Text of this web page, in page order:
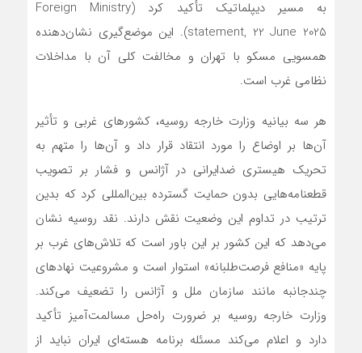
به مسیر دیپلماتیک تأکید کرد (Foreign Ministry
statement, 22 June 2025). این موضع‌گیری نشان‌دهنده
همسویی مسکو با تهران و مخالفت کلی آن با مداخلات
نظامی غرب است.
هر سه بیانیه وزارت خارجه روسیه، کشورهای غربی و تأثیر
آن‌ها بر اوضاع را مورد انتقاد قرار داد و آن‌ها را متهم به
تحریک هیستری ضدایرانی در آژانس و فشار بر تصویب
قطعنامه‌هایی بدون حمایت گسترده بین‌المللی کرد که بدین
ترتیب در تداوم این وضعیت نقش دارند. نقد روسیه نشان
می‌دهد که این کشور بر این باور است که تلاش‌های غرب بر
پایه «منافع فرصت‌طلبانه» استوار است و مشروعیت نهادهای
چندجانبه مانند سازمان ملل و آژانس را تضعیف می‌کند.
وزارت خارجه روسیه بر ضرورت راه‌حل مسالمت‌آمیز تأکید
دارد و اعلام می‌کند مسئله برنامه هسته‌ای ایران نباید از